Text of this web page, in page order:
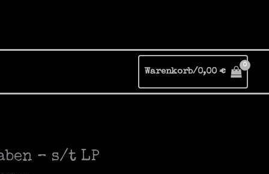
Warenkorb/0,00 €
– s/t LP